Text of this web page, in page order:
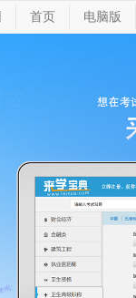
首页 电脑版